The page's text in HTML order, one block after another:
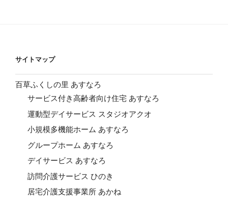
ョ
ン
サイトマップ
百草ふくしの里 あすなろ
サービス付き高齢者向け住宅 あすなろ
運動型デイサービス スタジオアクオ
小規模多機能ホーム あすなろ
グループホーム あすなろ
デイサービス あすなろ
訪問介護サービス ひのき
居宅介護支援事業所 あかね